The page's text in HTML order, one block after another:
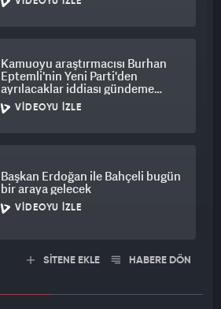
Kamuoyu araştırmacısı Burhan
Eptemli'nin Yeni Parti'den
ayrılacaklar iddiası gündeme
bomba gibi düştü
VIDEOYU İZLE
Başkan Erdoğan ile Bahçeli bugün
bir araya gelecek
VIDEOYU İZLE
SİTENE EKLE HABERE DÖN